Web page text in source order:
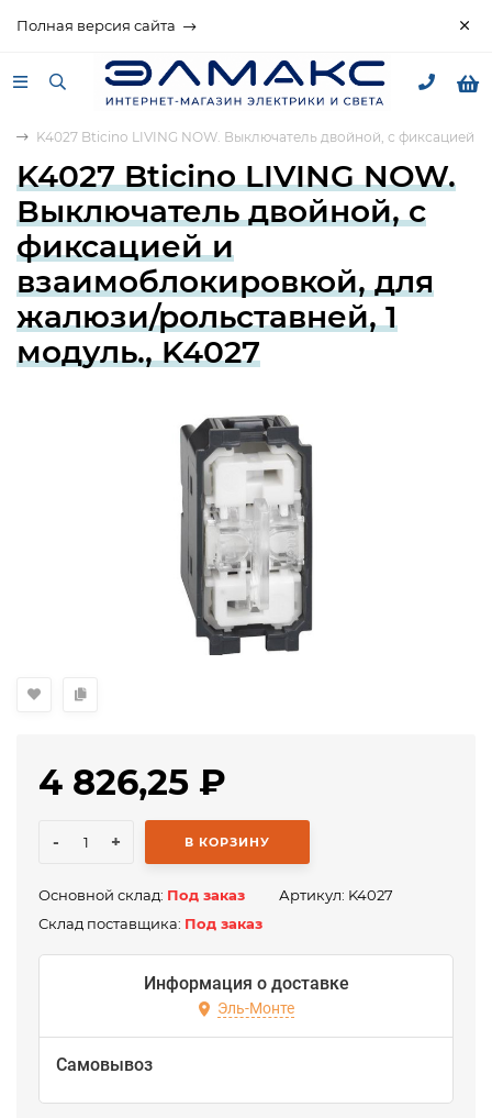
Полная версия сайта
K4027 Bticino LIVING NOW. Выключатель двойной, с фиксацией
K4027 Bticino LIVING NOW.
Выключатель двойной, с
фиксацией и
взаимоблокировкой, для
жалюзи/рольставней, 1
модуль., K4027
4 826,25 ₽
- + В КОРЗИНУ
Основной склад: Под заказ
Склад поставщика: Под заказ
Артикул: K4027
Информация о доставке
Эль-Монте
Самовывоз